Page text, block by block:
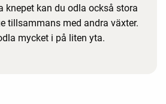
knepet kan du odla också stora
tillsammans med andra växter.
mycket i på liten yta.